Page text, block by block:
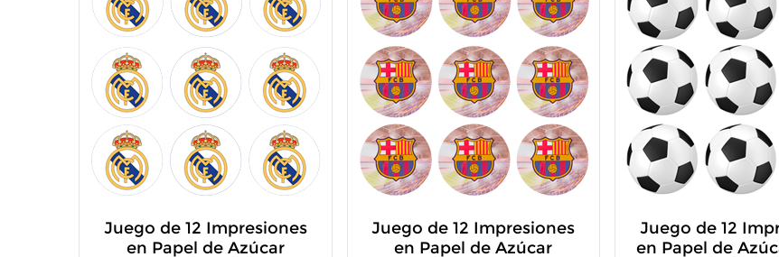
Juego de 12 Impresiones
en Papel de Azúcar
Juego de 12 Impresiones
en Papel de Azúcar
Juego de 12
en Papel de